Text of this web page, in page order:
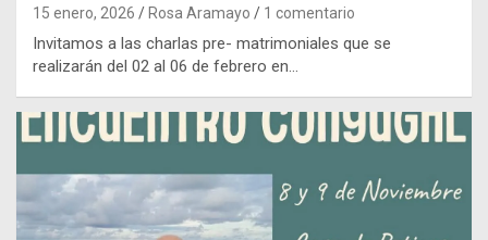
15 enero, 2026 Rosa Aramayo 1 comentario
Invitamos a las charlas pre- matrimoniales que se
realizarán del 02 al 06 de febrero en…